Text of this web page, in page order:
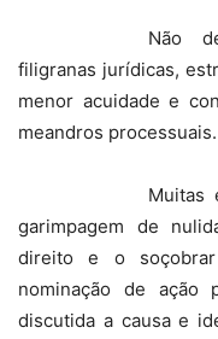
Não
filigranas jurídicas,
menor acuidade e
meandros processuais.
Muitas
garimpagem de
direito e o
nominação de ação
discutida a causa e